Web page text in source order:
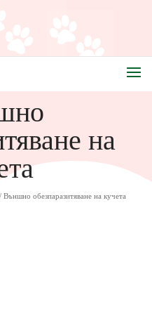
на
/ Външно обезпаразитяване на кучета